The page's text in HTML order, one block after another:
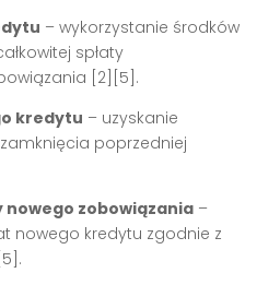
– wykorzystanie środków
spłaty
[2][5].
kredytu – uzyskanie
poprzedniej
nowego zobowiązania –
nowego kredytu zgodnie z